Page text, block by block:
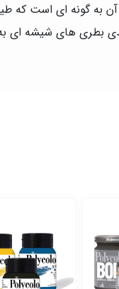
به گونه ای است که